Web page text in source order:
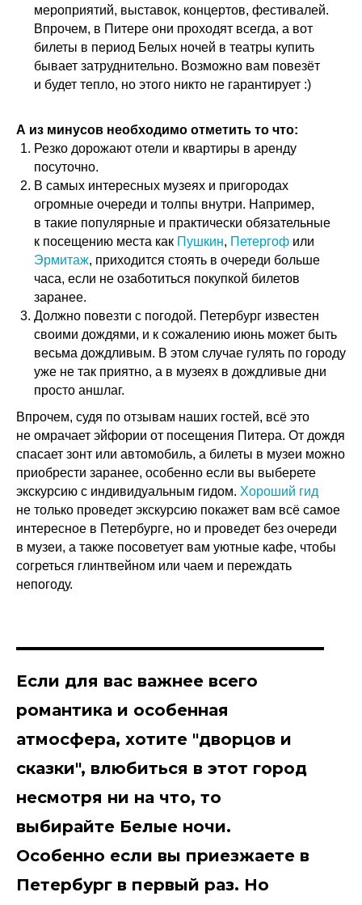
мероприятий, выставок, концертов, фестивалей.
Впрочем, в Питере они проходят всегда, а вот
билеты в период Белых ночей в театры купить
бывает затруднительно. Возможно вам повезёт
и будет тепло, но этого никто не гарантирует :)
А из минусов необходимо отметить то что:
Резко дорожают отели и квартиры в аренду
посуточно.
В самых интересных музеях и пригородах
огромные очереди и толпы внутри. Например,
в такие популярные и практически обязательные
к посещению места как Пушкин, Петергоф или
Эрмитаж, приходится стоять в очереди больше
часа, если не озаботиться покупкой билетов
заранее.
Должно повезти с погодой. Петербург известен
своими дождями, и к сожалению июнь может быть
весьма дождливым. В этом случае гулять по городу
уже не так приятно, а в музеях в дождливые дни
просто аншлаг.
Впрочем, судя по отзывам наших гостей, всё это
не омрачает эйфории от посещения Питера. От дождя
спасает зонт или автомобиль, а билеты в музеи можно
приобрести заранее, особенно если вы выберете
экскурсию с индивидуальным гидом. Хороший гид
не только проведет экскурсию покажет вам всё самое
интересное в Петербурге, но и проведет без очереди
в музеи, а также посоветует вам уютные кафе, чтобы
согреться глинтвейном или чаем и переждать
непогоду.
Если для вас важнее всего
романтика и особенная
атмосфера, хотите "дворцов и
сказки", влюбиться в этот город
несмотря ни на что, то
выбирайте Белые ночи.
Особенно если вы приезжаете в
Петербург в первый раз. Но